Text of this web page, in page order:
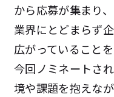
から応募が集まり
業界にとどまらず
広がっていること
今回ノミネートさ
境や課題を抱えな